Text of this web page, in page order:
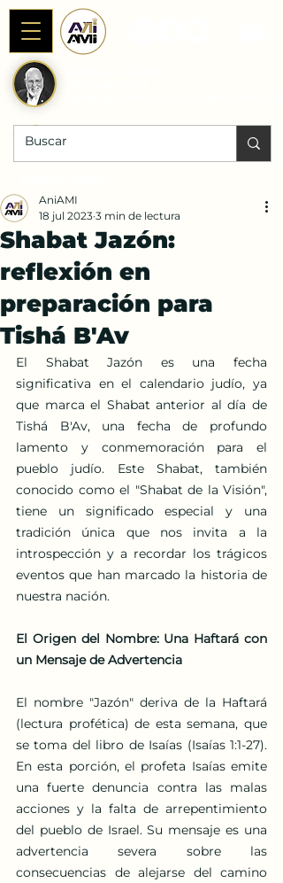
Shabat Jazón:
reflexión en
preparación para
Tishá B'Av
AniAMI
18 jul 2023 3 min de lectura
El Shabat Jazón es una fecha
significativa en el calendario judío, ya
que marca el Shabat anterior al día de
Tishá B'Av, una fecha de profundo
lamento y conmemoración para el
pueblo judío. Este Shabat, también
conocido como el "Shabat de la Visión",
tiene un significado especial y una
tradición única que nos invita a la
introspección y a recordar los trágicos
eventos que han marcado la historia de
nuestra nación.
El Origen del Nombre: Una Haftará con
un Mensaje de Advertencia
El nombre "Jazón" deriva de la Haftará
(lectura profética) de esta semana, que
se toma del libro de Isaías (Isaías 1:1-27).
En esta porción, el profeta Isaías emite
una fuerte denuncia contra las malas
acciones y la falta de arrepentimiento
del pueblo de Israel. Su mensaje es una
advertencia severa sobre las
consecuencias de alejarse del camino